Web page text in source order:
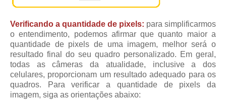
Verificando a quantidade de pixels: para simplificarmos
o entendimento, podemos afirmar que quanto maior a
quantidade de pixels de uma imagem, melhor será o
resultado final do seu quadro personalizado. Em geral,
todas as câmeras da atualidade, inclusive a dos
celulares, proporcionam um resultado adequado para os
quadros. Para verificar a quantidade de pixels da
imagem, siga as orientações abaixo: